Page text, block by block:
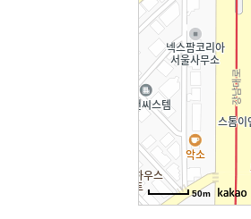
50m